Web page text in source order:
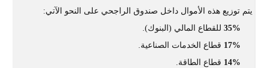
يتم توزيع هذه الأموال داخل صندوق الراجحي على النحو الآتي:
35% للقطاع المالي (البنوك).
17% قطاع الخدمات الصناعية.
14% قطاع الطاقة.